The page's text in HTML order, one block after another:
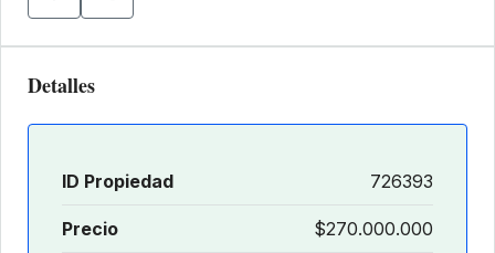
Detalles
ID Propiedad 726393
Precio $270.000.000